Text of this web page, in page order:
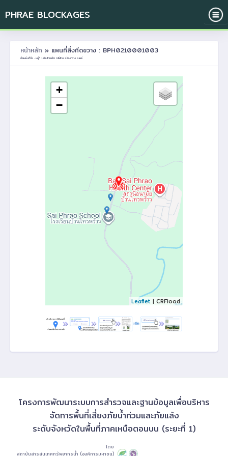
PHRAE BLOCKAGES
หน้าหลัก » แผนที่สิ่งกีดขวาง : BPH0210001003
ตำแหน่งที่ตั้ง : หมู่ที่ 1 บ้านไทรพร้าว ต.ไผ่โทน อ.ร้องกวาง จ.แพร่
+
−
Leaflet | CRFlood
โครงการพัฒนาระบบการสำรวจและฐานข้อมูลเพื่อบริหาร
จัดการพื้นที่เสี่ยงภัยน้ำท่วมและภัยแล้ง
ระดับจังหวัดในพื้นที่ภาคเหนือตอนบน (ระยะที่ 1)
โดย
สถาบันสารสนเทศทรัพยากรน้ำ (องค์การมหาชน)